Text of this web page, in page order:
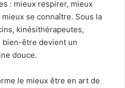
: mieux respirer, mieux
se connaître. Sous la
kinésithérapeutes,
être devient un
douce.
le mieux être en art de